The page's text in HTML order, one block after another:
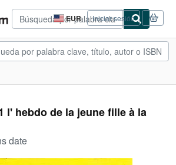
EUR
Preferencias
de
compra
del
Iniciar sesión
l' hebdo de la jeune fille à la
date